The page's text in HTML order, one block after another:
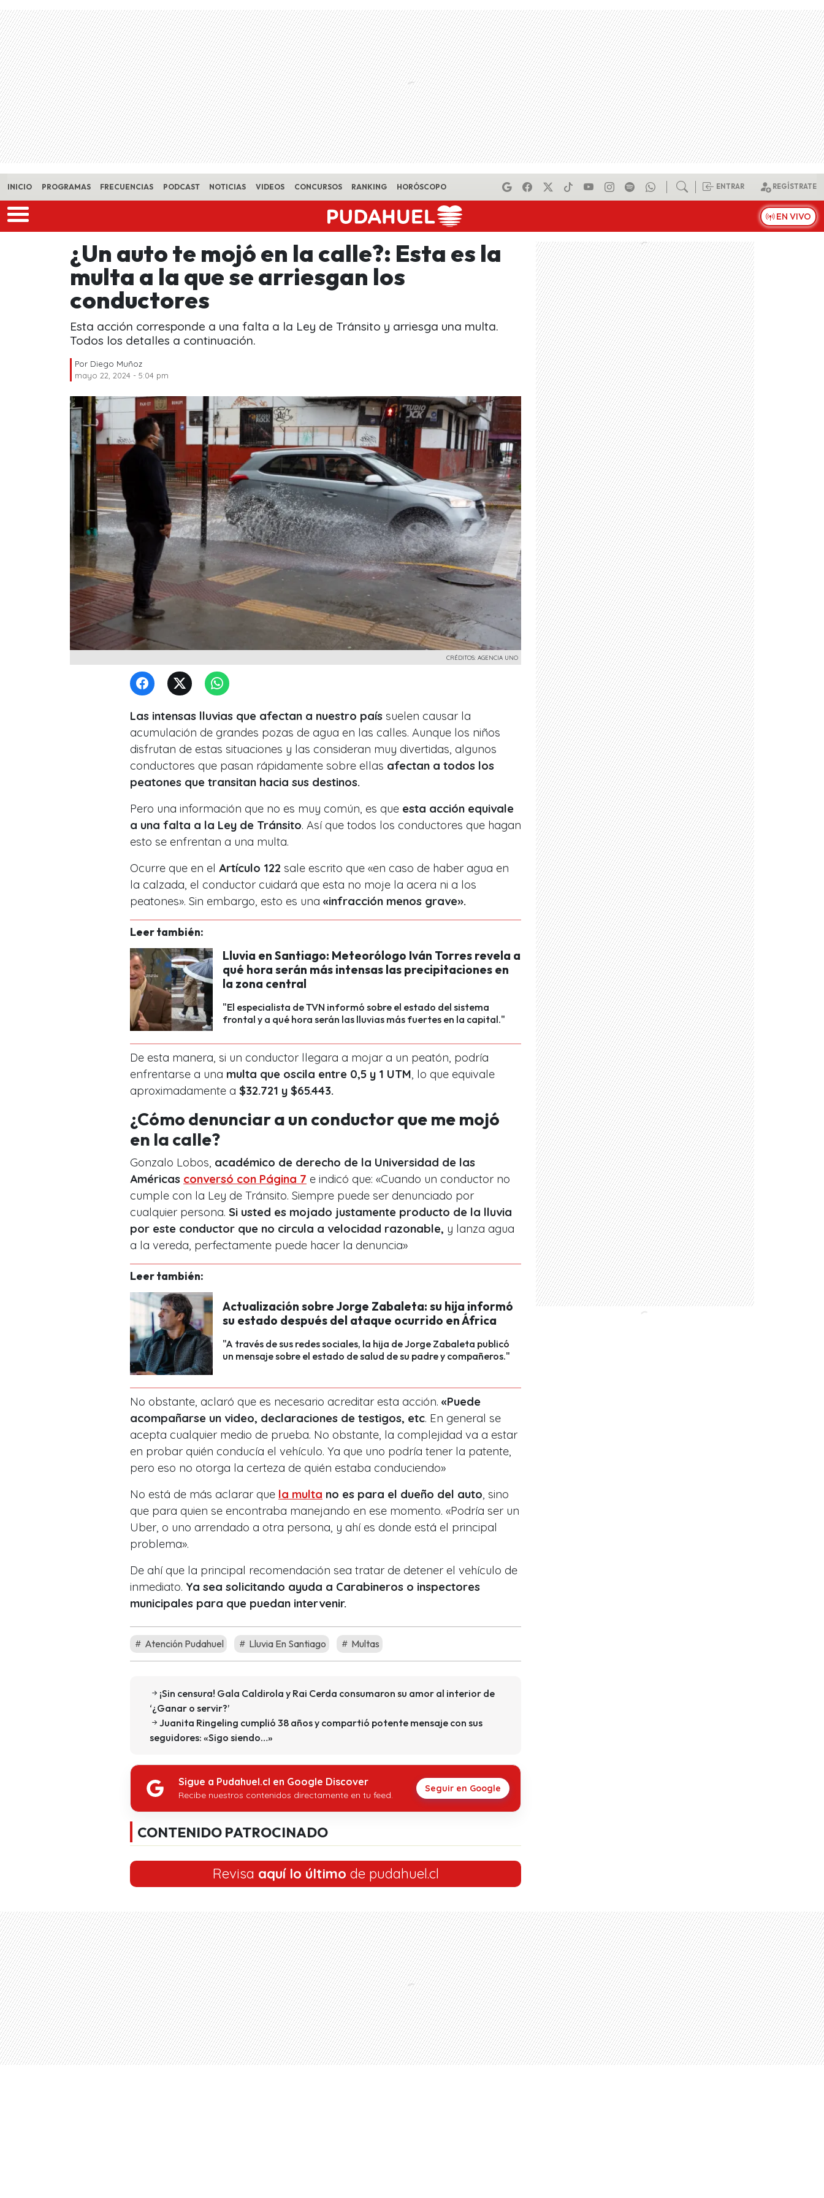
Skip to main content
INICIO PROGRAMAS FRECUENCIAS PODCAST NOTICIAS VIDEOS CONCURSOS RANKING HORÓSCOPO ENTRAR REGÍSTRATE
EN VIVO
¿Un auto te mojó en la calle?: Esta es la
multa a la que se arriesgan los
conductores
Esta acción corresponde a una falta a la Ley de Tránsito y arriesga una multa.
Todos los detalles a continuación.
Por Diego Muñoz
mayo 22, 2024 - 5:04 pm
CRÉDITOS: AGENCIA UNO
Las intensas lluvias que afectan a nuestro país suelen causar la
acumulación de grandes pozas de agua en las calles. Aunque los niños
disfrutan de estas situaciones y las consideran muy divertidas, algunos
conductores que pasan rápidamente sobre ellas afectan a todos los
peatones que transitan hacia sus destinos.
Pero una información que no es muy común, es que esta acción equivale
a una falta a la Ley de Tránsito. Así que todos los conductores que hagan
esto se enfrentan a una multa.
Ocurre que en el Artículo 122 sale escrito que «en caso de haber agua en
la calzada, el conductor cuidará que esta no moje la acera ni a los
peatones». Sin embargo, esto es una «infracción menos grave».
Leer también:
Lluvia en Santiago: Meteorólogo Iván Torres revela a
qué hora serán más intensas las precipitaciones en
la zona central
"El especialista de TVN informó sobre el estado del sistema
frontal y a qué hora serán las lluvias más fuertes en la capital."
De esta manera, si un conductor llegara a mojar a un peatón, podría
enfrentarse a una multa que oscila entre 0,5 y 1 UTM , lo que equivale
aproximadamente a $32.721 y $65.443.
¿Cómo denunciar a un conductor que me mojó
en la calle?
Gonzalo Lobos, académico de derecho de la Universidad de las
Américas conversó con Página 7 e indicó que: «Cuando un conductor no
cumple con la Ley de Tránsito. Siempre puede ser denunciado por
cualquier persona. Si usted es mojado justamente producto de la lluvia
por este conductor que no circula a velocidad razonable, y lanza agua
a la vereda, perfectamente puede hacer la denuncia»
Leer también:
Actualización sobre Jorge Zabaleta: su hija informó
su estado después del ataque ocurrido en África
"A través de sus redes sociales, la hija de Jorge Zabaleta publicó
un mensaje sobre el estado de salud de su padre y compañeros."
No obstante, aclaró que es necesario acreditar esta acción. «Puede
acompañarse un video, declaraciones de testigos, etc. En general se
acepta cualquier medio de prueba. No obstante, la complejidad va a estar
en probar quién conducía el vehículo. Ya que uno podría tener la patente,
pero eso no otorga la certeza de quién estaba conduciendo»
No está de más aclarar que la multa no es para el dueño del auto , sino
que para quien se encontraba manejando en ese momento. «Podría ser un
Uber, o uno arrendado a otra persona, y ahí es donde está el principal
problema».
De ahí que la principal recomendación sea tratar de detener el vehículo de
inmediato. Ya sea solicitando ayuda a Carabineros o inspectores
municipales para que puedan intervenir.
Atención Pudahuel Lluvia En Santiago Multas
¡Sin censura! Gala Caldirola y Rai Cerda consumaron su amor al interior de
‘¿Ganar o servir?’
Juanita Ringeling cumplió 38 años y compartió potente mensaje con sus
seguidores: «Sigo siendo…»
Sigue a Pudahuel.cl en Google Discover
Recibe nuestros contenidos directamente en tu feed.
Seguir en Google
CONTENIDO PATROCINADO
Revisa aquí lo último de pudahuel.cl